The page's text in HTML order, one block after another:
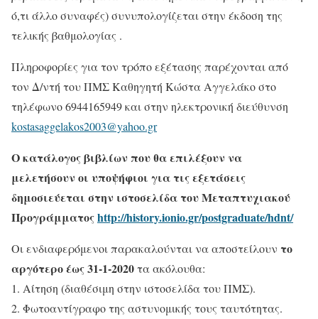
ό,τι άλλο συναφές) συνυπολογίζεται στην έκδοση της
τελικής βαθμολογίας .
Πληροφορίες για τον τρόπο εξέτασης παρέχονται από
τον Δ/ντή του ΠΜΣ Καθηγητή Κώστα Αγγελάκο στο
τηλέφωνο 6944165949 και στην ηλεκτρονική διεύθυνση
kostasaggelakos2003@yahoo.gr
Ο κατάλογος βιβλίων που θα επιλέξουν να
μελετήσουν οι υποψήφιοι για τις εξετάσεις
δημοσιεύεται στην ιστοσελίδα του Μεταπτυχιακού
Προγράμματοςhttp://history.ionio.gr/postgraduate/hdnt/
Οι ενδιαφερόμενοι παρακαλούνται να αποστείλουν το
αργότερο έως 31-1-2020τα ακόλουθα:
1. Αίτηση (διαθέσιμη στην ιστοσελίδα του ΠΜΣ).
2. Φωτοαντίγραφο της αστυνομικής τους ταυτότητας.